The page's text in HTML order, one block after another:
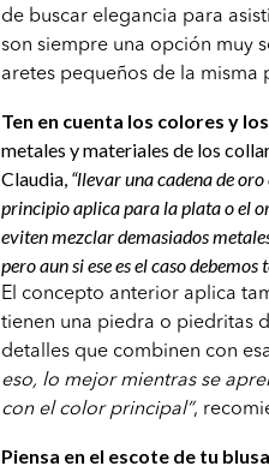
de buscar elegancia para
son siempre una opción muy
aretes pequeños de la
Ten en cuenta los colores y
metales y materiales de los
Claudia, “llevar una cadena de
principio aplica para la plata o el
eviten mezclar demasiados
pero aun si ese es el caso
El concepto anterior aplica
tienen una piedra o piedritas
detalles que combinen con
eso, lo mejor mientras se
con el color principal”,
Piensa en el escote de tu